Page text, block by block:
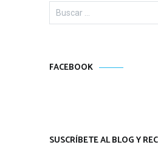
Buscar:
FACEBOOK
SUSCRÍBETE AL BLOG Y